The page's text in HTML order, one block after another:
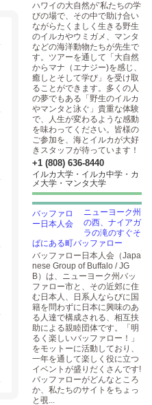
ハワイの大自然が’私たちの学
びの場で、その中で助け合い
ながらたくましく生きる野生
のイルカやウミガメ、マンタ
などの海洋動物たちが先生で
す。ツアーを通して「大自然
からマナ（エナジー)を感じ、
癒しとそして学び」を受け取
ることができます。多くの人
の夢でもある「野生のイルカ
やマンタと泳ぐ」貴重な体験
で、人生が変わるような感動
を味わってください。皆様の
ご参加を、海とイルカが大好
きスタッフが待っています！
+1 (808) 636-8440
イルカ大学・イルカ中学・カ
メ大学・マンタ大学
ニューヨーク州
の西、ナイアガ
ラの滝のすぐそ
ばにある町バッファロー
バッファロー日本人会（Japa
nese Group of Buffalo / JG
B）は、ニューヨーク州バッ
ファロー市と、その近郊に住
む日本人、日系人ならびに国
籍を問わずに日本に興味のあ
る人達で構成される、相互扶
助による親睦団体です。「明
るく楽しいバッファロー！」
をモットーに活動しており、
一年を通して楽しく役に立つ
イベントが盛りだくさんです!
バッファローがどんなところ
か、私たちのサイトをちょっ
と覗...